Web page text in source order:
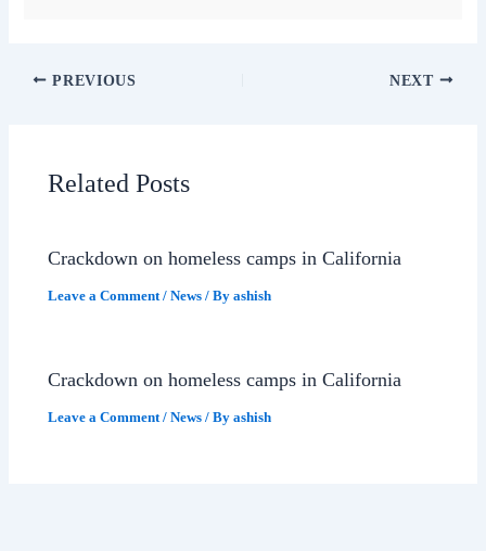
PREVIOUS NEXT
Related Posts
Crackdown on homeless camps in California
Leave a Comment /News / Byashish
Crackdown on homeless camps in California
Leave a Comment /News / Byashish